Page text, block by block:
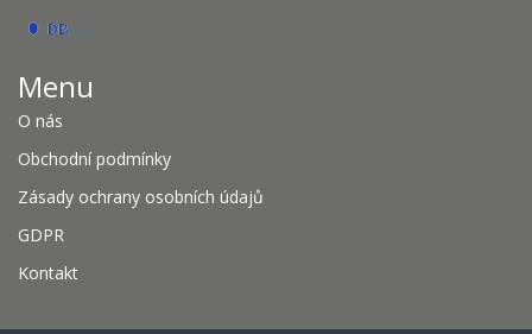
Menu
O nás
Obchodní podmínky
Zásady ochrany osobních údajů
GDPR
Kontakt